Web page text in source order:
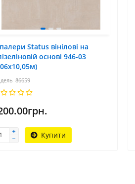
Status вінілові на
основі 946-03
86659
Купити